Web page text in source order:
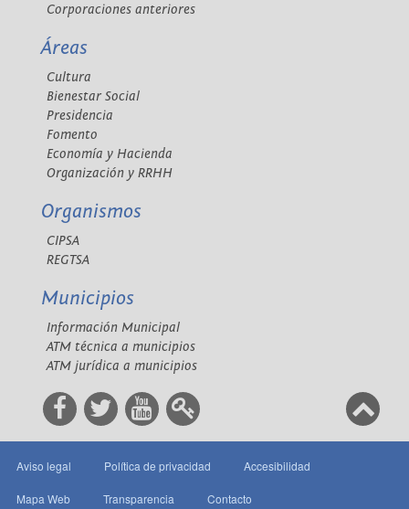
Corporaciones anteriores
Áreas
Cultura
Bienestar Social
Presidencia
Fomento
Economía y Hacienda
Organización y RRHH
Organismos
CIPSA
REGTSA
Municipios
Información Municipal
ATM técnica a municipios
ATM jurídica a municipios
Aviso legal Política de privacidad Accesibilidad
Mapa Web Transparencia Contacto